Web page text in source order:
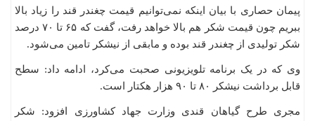
پیمان حصاری با بیان اینکه نمی‌توانیم قیمت چغندر قند را زیاد بالا
ببریم چون قیمت شکر هم بالا خواهد رفت، گفت که ۶۵ تا ۷۰ درصد
شکر تولیدی از چغندر قند بوده و مابقی از نیشکر تامین می‌شود.
وی که در یک برنامه تلویزیونی صحبت می‌کرد، ادامه داد: سطح
قابل برداشت نیشکر ۸۰ تا ۹۰ هزار هکتار است.
مجری طرح گیاهان قندی وزارت جهاد کشاورزی افزود: شکر